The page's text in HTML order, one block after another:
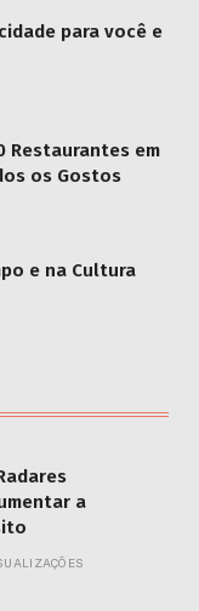
para você e
Restaurantes em
os Gostos
e na Cultura
a